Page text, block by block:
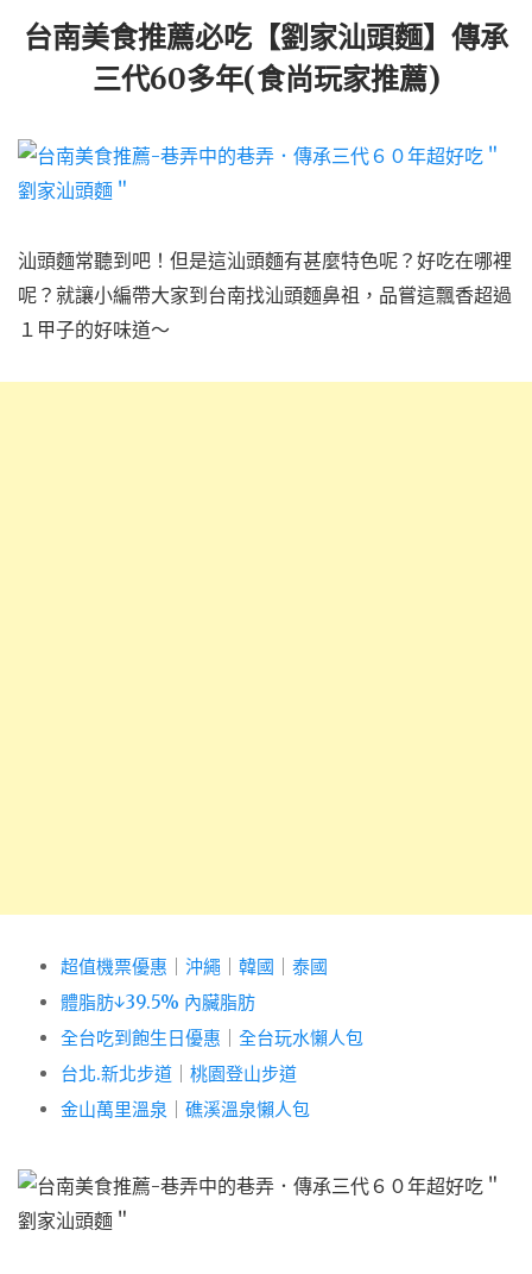
台南美食推薦必吃【劉家汕頭麵】傳承
三代60多年(食尚玩家推薦)
汕頭麵常聽到吧！但是這汕頭麵有甚麼特色呢？好吃在哪裡
呢？就讓小編帶大家到台南找汕頭麵鼻祖，品嘗這飄香超過
１甲子的好味道～
超值機票優惠 沖繩 韓國
泰國
體脂肪↓39.5% 內臟脂肪
全台吃到飽生日優惠
全台玩水懶人包
台北.新北步道
桃園登山步道
金山萬里溫泉
礁溪溫泉懶人包